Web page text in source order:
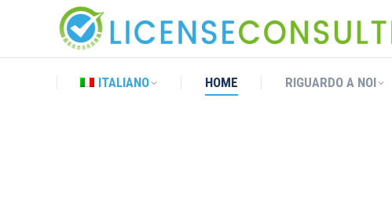
ITALIANO HOME RIGUARDO A NOI
ITALIANO HOME RIGUARDO A NOI